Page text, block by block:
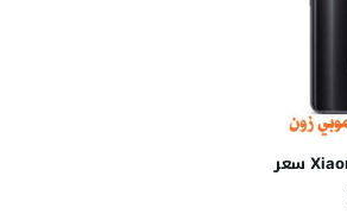
مواصفات Xiaomi Mi 8 Pro سعر